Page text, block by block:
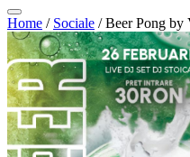
Home / Sociale / Beer Pong by